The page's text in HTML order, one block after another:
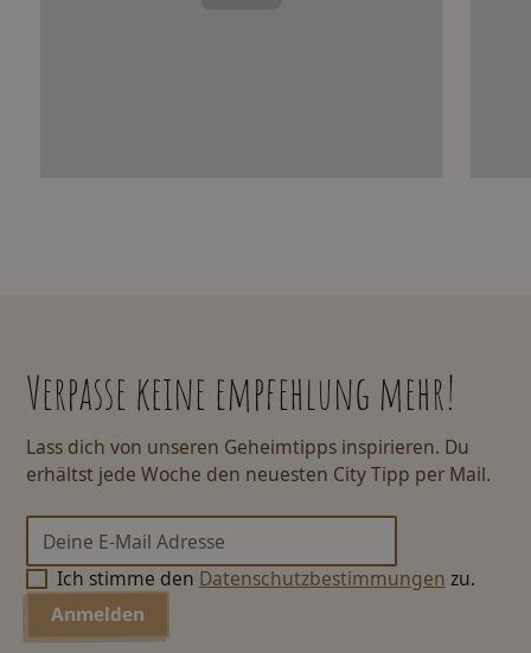
Verpasse keine empfehlung mehr!
Lass dich von unseren Geheimtipps inspirieren. Du
erhältst jede Woche den neuesten City Tipp per Mail.
Ich stimme den Datenschutzbestimmungen zu.